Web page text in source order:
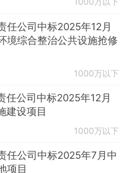
任公司中标2025年12月
境综合整治公共设施抢修
1000万以下
任公司中标2025年12月
建设项目
1000万以下
任公司中标2025年7月中
项目